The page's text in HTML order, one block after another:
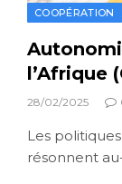
COOPÉRATION
l’Afrique
28/02/2025
Les
résonnent